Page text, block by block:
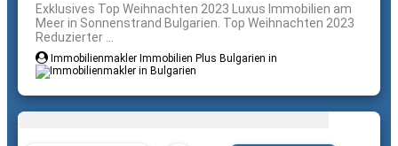
Exklusives Top Weihnachten 2023 Luxus Immobilien am
Meer in Sonnenstrand Bulgarien. Top Weihnachten 2023
Reduzierter ...
Immobilienmakler Immobilien Plus Bulgarien in